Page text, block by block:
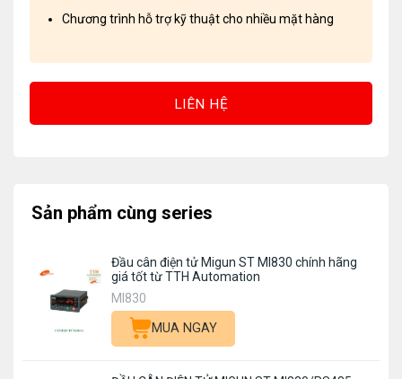
Chương trình hỗ trợ kỹ thuật cho nhiều mặt hàng
LIÊN HỆ
Sản phẩm cùng series
Đầu cân điện tử Migun ST MI830 chính hãng
giá tốt từ TTH Automation
MI830
MUA NGAY